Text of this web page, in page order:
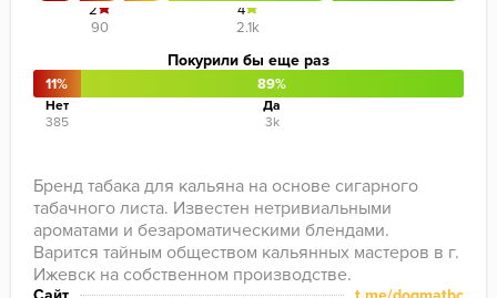
Бренд табака для кальяна на основе сигарного
табачного листа. Известен нетривиальными
ароматами и безароматическими блендами.
Варится тайным обществом кальянных мастеров в г.
Ижевск на собственном производстве.
2
90
4
2.1k
Покурили бы еще раз
11%
Нет
385
89%
Да
3k